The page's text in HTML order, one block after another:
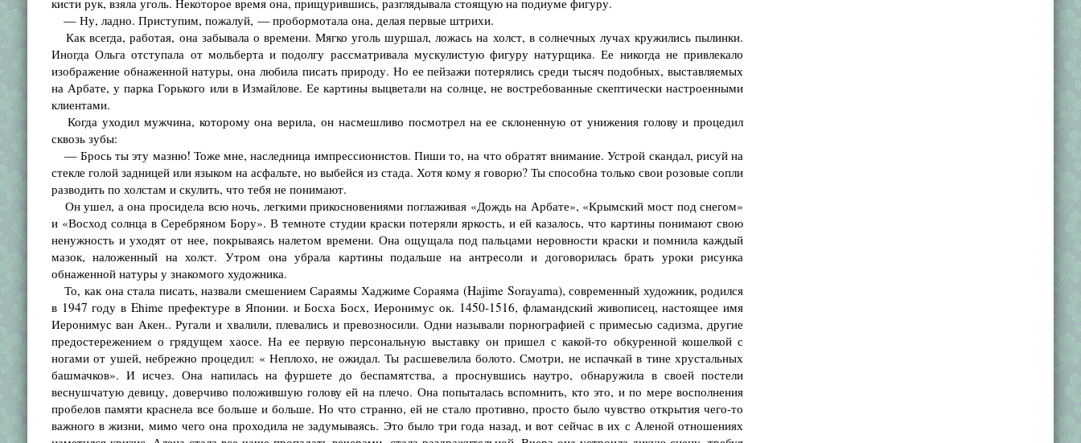
кисти рук, взяла уголь. Некоторое время она, прищурившись, разглядывала стоящую на подиуме фигуру.
— Ну, ладно. Приступим, пожалуй, — пробормотала она, делая первые штрихи.
Как всегда, работая, она забывала о времени. Мягко уголь шуршал, ложась на холст, в солнечных лучах кружились пылинки.
Иногда Ольга отступала от мольберта и подолгу рассматривала мускулистую фигуру натурщика. Ее никогда не привлекало
изображение обнаженной натуры, она любила писать природу. Но ее пейзажи потерялись среди тысяч подобных, выставляемых
на Арбате, у парка Горького или в Измайлове. Ее картины выцветали на солнце, не востребованные скептически настроенными
клиентами.
Когда уходил мужчина, которому она верила, он насмешливо посмотрел на ее склоненную от унижения голову и процедил
сквозь зубы:
— Брось ты эту мазню! Тоже мне, наследница импрессионистов. Пиши то, на что обратят внимание. Устрой скандал, рисуй на
стекле голой задницей или языком на асфальте, но выбейся из стада. Хотя кому я говорю? Ты способна только свои розовые сопли
разводить по холстам и скулить, что тебя не понимают.
Он ушел, а она просидела всю ночь, легкими прикосновениями поглаживая «Дождь на Арбате», «Крымский мост под снегом»
и «Восход солнца в Серебряном Бору». В темноте студии краски потеряли яркость, и ей казалось, что картины понимают свою
ненужность и уходят от нее, покрываясь налетом времени. Она ощущала под пальцами неровности краски и помнила каждый
мазок, наложенный на холст. Утром она убрала картины подальше на антресоли и договорилась брать уроки рисунка
обнаженной натуры у знакомого художника.
То, как она стала писать, назвали смешением Сараямы Хаджиме Сораяма (Hajime Sorayama), современный художник, родился
в 1947 году в Ehime префектуре в Японии. и Босха Босх, Иеронимус ок. 1450-1516, фламандский живописец, настоящее имя
Иеронимус ван Акен.. Ругали и хвалили, плевались и превозносили. Одни называли порнографией с примесью садизма, другие
предостережением о грядущем хаосе. На ее первую персональную выставку он пришел с какой-то обкуренной кошелкой с
ногами от ушей, небрежно процедил: « Неплохо, не ожидал. Ты расшевелила болото. Смотри, не испачкай в тине хрустальных
башмачков». И исчез. Она напилась на фуршете до беспамятства, а проснувшись наутро, обнаружила в своей постели
веснушчатую девицу, доверчиво положившую голову ей на плечо. Она попыталась вспомнить, кто это, и по мере восполнения
пробелов памяти краснела все больше и больше. Но что странно, ей не стало противно, просто было чувство открытия чего-то
важного в жизни, мимо чего она проходила не задумываясь. Это было три года назад, и вот сейчас в их с Аленой отношениях